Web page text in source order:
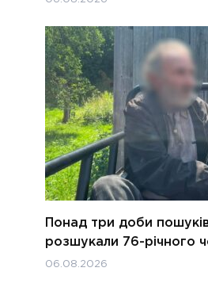
Понад три доби пошуків:
розшукали 76-річного
06.08.2026